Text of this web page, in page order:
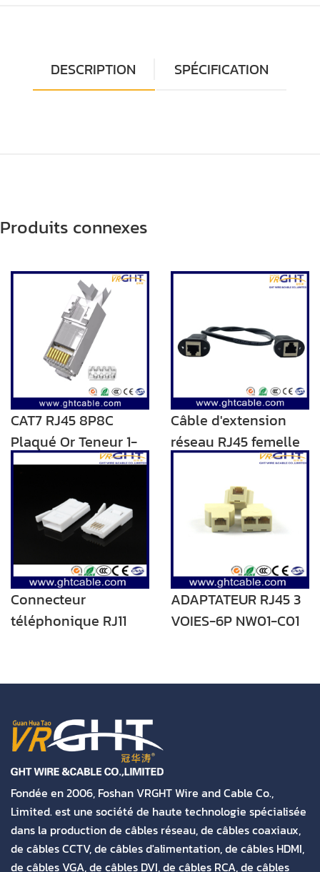
DESCRIPTION SPÉCIFICATION
Produits connexes
CAT7 RJ45 8P8C
Plaqué Or Teneur 1-
50μ
Câble d'extension
réseau RJ45 femelle
à femelle connecteur
de câble réseau avec
oreilles câble réseau
câble d'extension
Connecteur
téléphonique RJ11
ADAPTATEUR RJ45 3
VOIES-6P NW01-C01
Fondée en 2006, Foshan VRGHT Wire and Cable Co.,
Limited. est une société de haute technologie spécialisée
dans la production de câbles réseau, de câbles coaxiaux,
de câbles CCTV, de câbles d'alimentation, de câbles HDMI,
de câbles VGA, de câbles DVI, de câbles RCA, de câbles